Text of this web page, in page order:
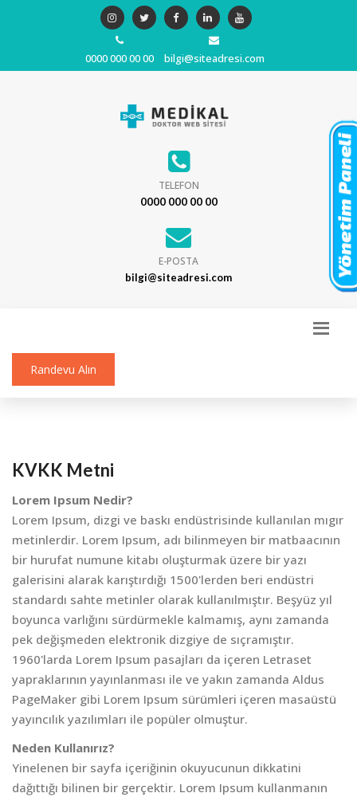
0000 000 00 00 bilgi@siteadresi.com
TELEFON
0000 000 00 00
E-POSTA
bilgi@siteadresi.com
Randevu Alın
KVKK Metni
Lorem Ipsum Nedir?
Lorem Ipsum, dizgi ve baskı endüstrisinde kullanılan mıgır
metinlerdir. Lorem Ipsum, adı bilinmeyen bir matbaacının
bir hurufat numune kitabı oluşturmak üzere bir yazı
galerisini alarak karıştırdığı 1500'lerden beri endüstri
standardı sahte metinler olarak kullanılmıştır. Beşyüz yıl
boyunca varlığını sürdürmekle kalmamış, aynı zamanda
pek değişmeden elektronik dizgiye de sıçramıştır.
1960'larda Lorem Ipsum pasajları da içeren Letraset
yapraklarının yayınlanması ile ve yakın zamanda Aldus
PageMaker gibi Lorem Ipsum sürümleri içeren masaüstü
yayıncılık yazılımları ile popüler olmuştur.
Neden Kullanırız?
Yinelenen bir sayfa içeriğinin okuyucunun dikkatini
dağıttığı bilinen bir gerçektir. Lorem Ipsum kullanmanın